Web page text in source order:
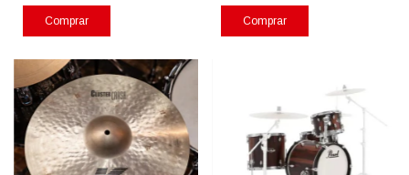
Comprar Comprar